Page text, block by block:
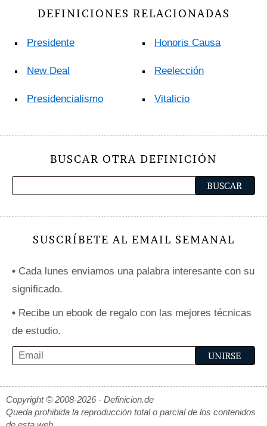
DEFINICIONES RELACIONADAS
Presidente
New Deal
Presidencialismo
Honoris Causa
Reelección
Vitalicio
BUSCAR OTRA DEFINICIÓN
SUSCRÍBETE AL EMAIL SEMANAL
• Cada lunes enviamos una palabra interesante con su
significado.
• Recibe un ebook de regalo con las mejores técnicas
de estudio.
Copyright © 2008-2026 - Definicion.de
Queda prohibida la reproducción total o parcial de los contenidos